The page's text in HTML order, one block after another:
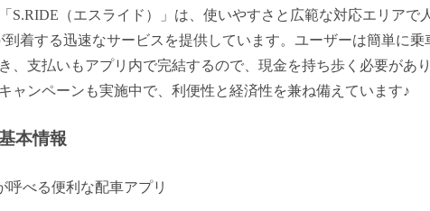
S.RIDE（エスライド）」は、使いやすさと広範な対応エリアで人
着する迅速なサービスを提供しています。ユーザーは簡単に乗
、支払いもアプリ内で完結するので、現金を持ち歩く必要があり
ャンペーンも実施中で、利便性と経済性を兼ね備えています♪
本情報